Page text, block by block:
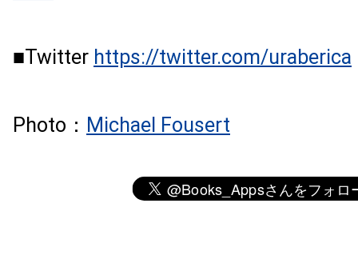
■Twitter https://twitter.com/uraberica
Photo： Michael Fousert